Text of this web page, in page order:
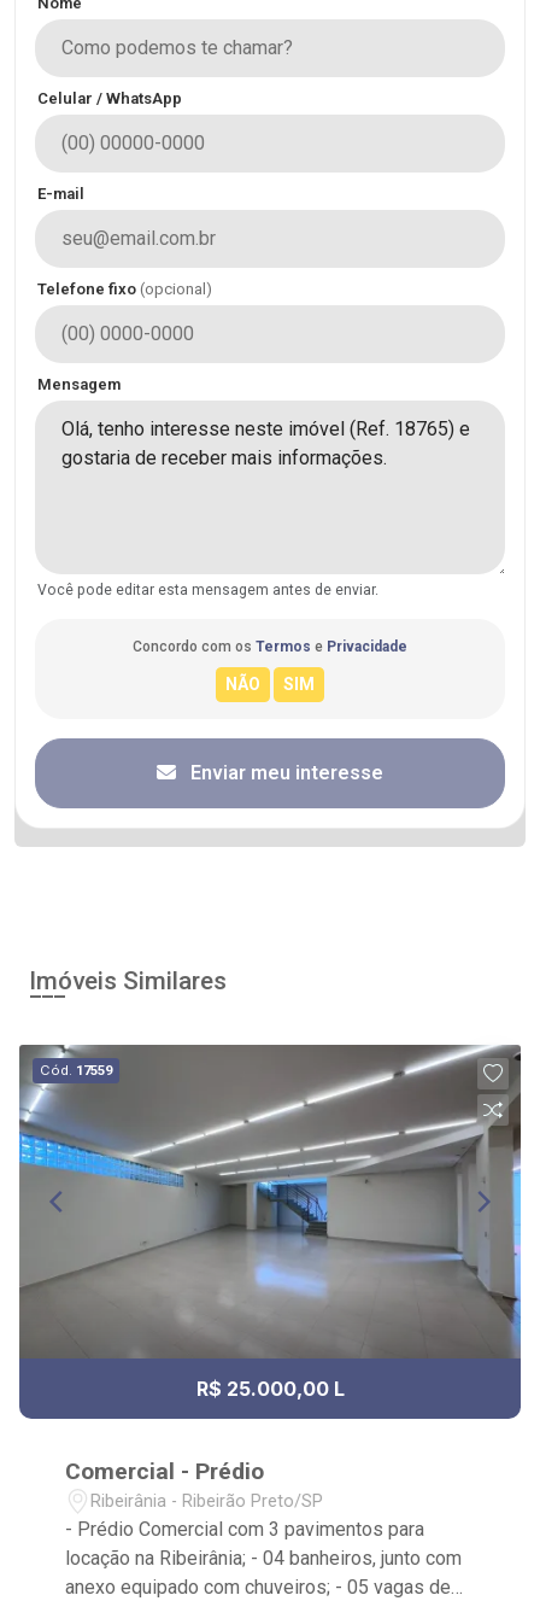
Celular / WhatsApp
E-mail
Telefone fixo (opcional)
Mensagem
Você pode editar esta mensagem antes de enviar.
Concordo com os Termos e Privacidade
Enviar meu interesse
Imóveis Similares
Cód. 17559
R$ 25.000,00 L
Comercial - Prédio
Ribeirânia - Ribeirão Preto/SP
- Prédio Comercial com 3 pavimentos para
locação na Ribeirânia; - 04 banheiros, junto com
anexo equipado com chuveiros; - 05 vagas de